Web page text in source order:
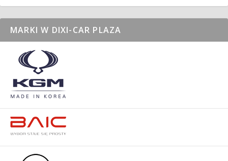
MARKI W DIXI-CAR PLAZA